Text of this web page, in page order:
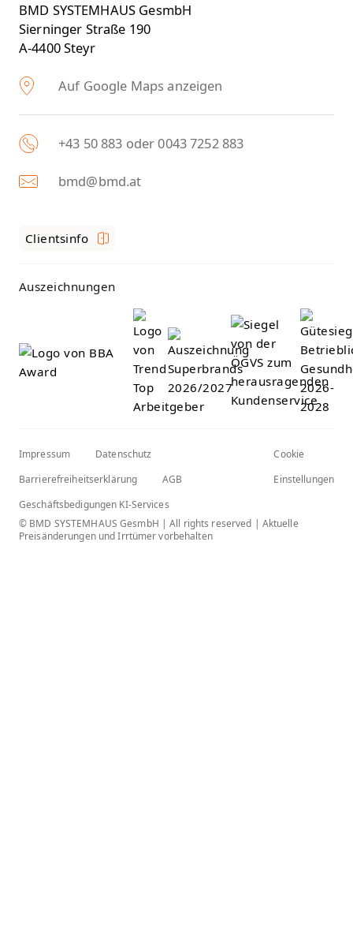
BMD SYSTEMHAUS GesmbH
Sierninger Straße 190
A-4400 Steyr
Auf Google Maps anzeigen
+43 50 883 oder 0043 7252 883
bmd@bmd.at
Clientsinfo
Auszeichnungen
Impressum
Datenschutz
Barrierefreiheitserklärung
AGB
Geschäftsbedigungen KI-Services
Cookie
Einstellungen
© BMD SYSTEMHAUS GesmbH | All rights reserved | Aktuelle
Preisänderungen und Irrtümer vorbehalten